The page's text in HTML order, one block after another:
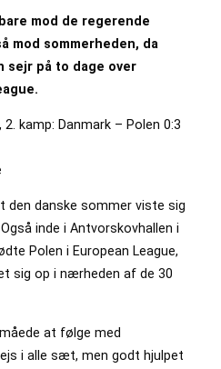
mod de regerende
mod sommerheden, da
sejr på to dage over
2. kamp: Danmark – Polen 0:3
den danske sommer viste sig
inde i Antvorskovhallen i
Polen i European League,
sig op i nærheden af de 30
at følge med
i alle sæt, men godt hjulpet